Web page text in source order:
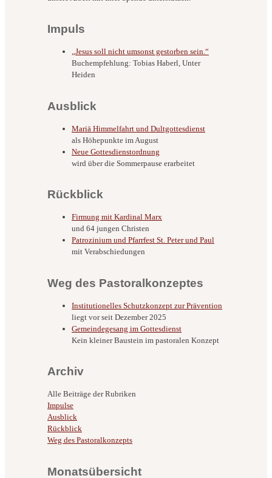
Impuls
„Jesus soll nicht umsonst gestorben sein.“
Buchempfehlung: Tobias Haberl, Unter
Heiden
Ausblick
Mariä Himmelfahrt und Dultgottesdienst
als Höhepunkte im August
Neue Gottesdienstordnung
wird über die Sommerpause erarbeitet
Rückblick
Firmung mit Kardinal Marx
und 64 jungen Christen
Patrozinium und Pfarrfest St. Peter und Paul
mit Verabschiedungen
Weg des Pastoralkonzeptes
Institutionelles Schutzkonzept zur Prävention
liegt vor seit Dezember 2025
Gemeindegesang im Gottesdienst
Kein kleiner Baustein im pastoralen Konzept
Archiv
Alle Beiträge der Rubriken
Impulse
Ausblick
Rückblick
Weg des Pastoralkonzepts
Monatsübersicht